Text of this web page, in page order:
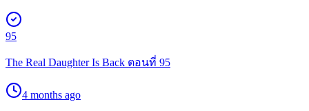
95
The Real Daughter Is Back ตอนที่ 95
4 months ago